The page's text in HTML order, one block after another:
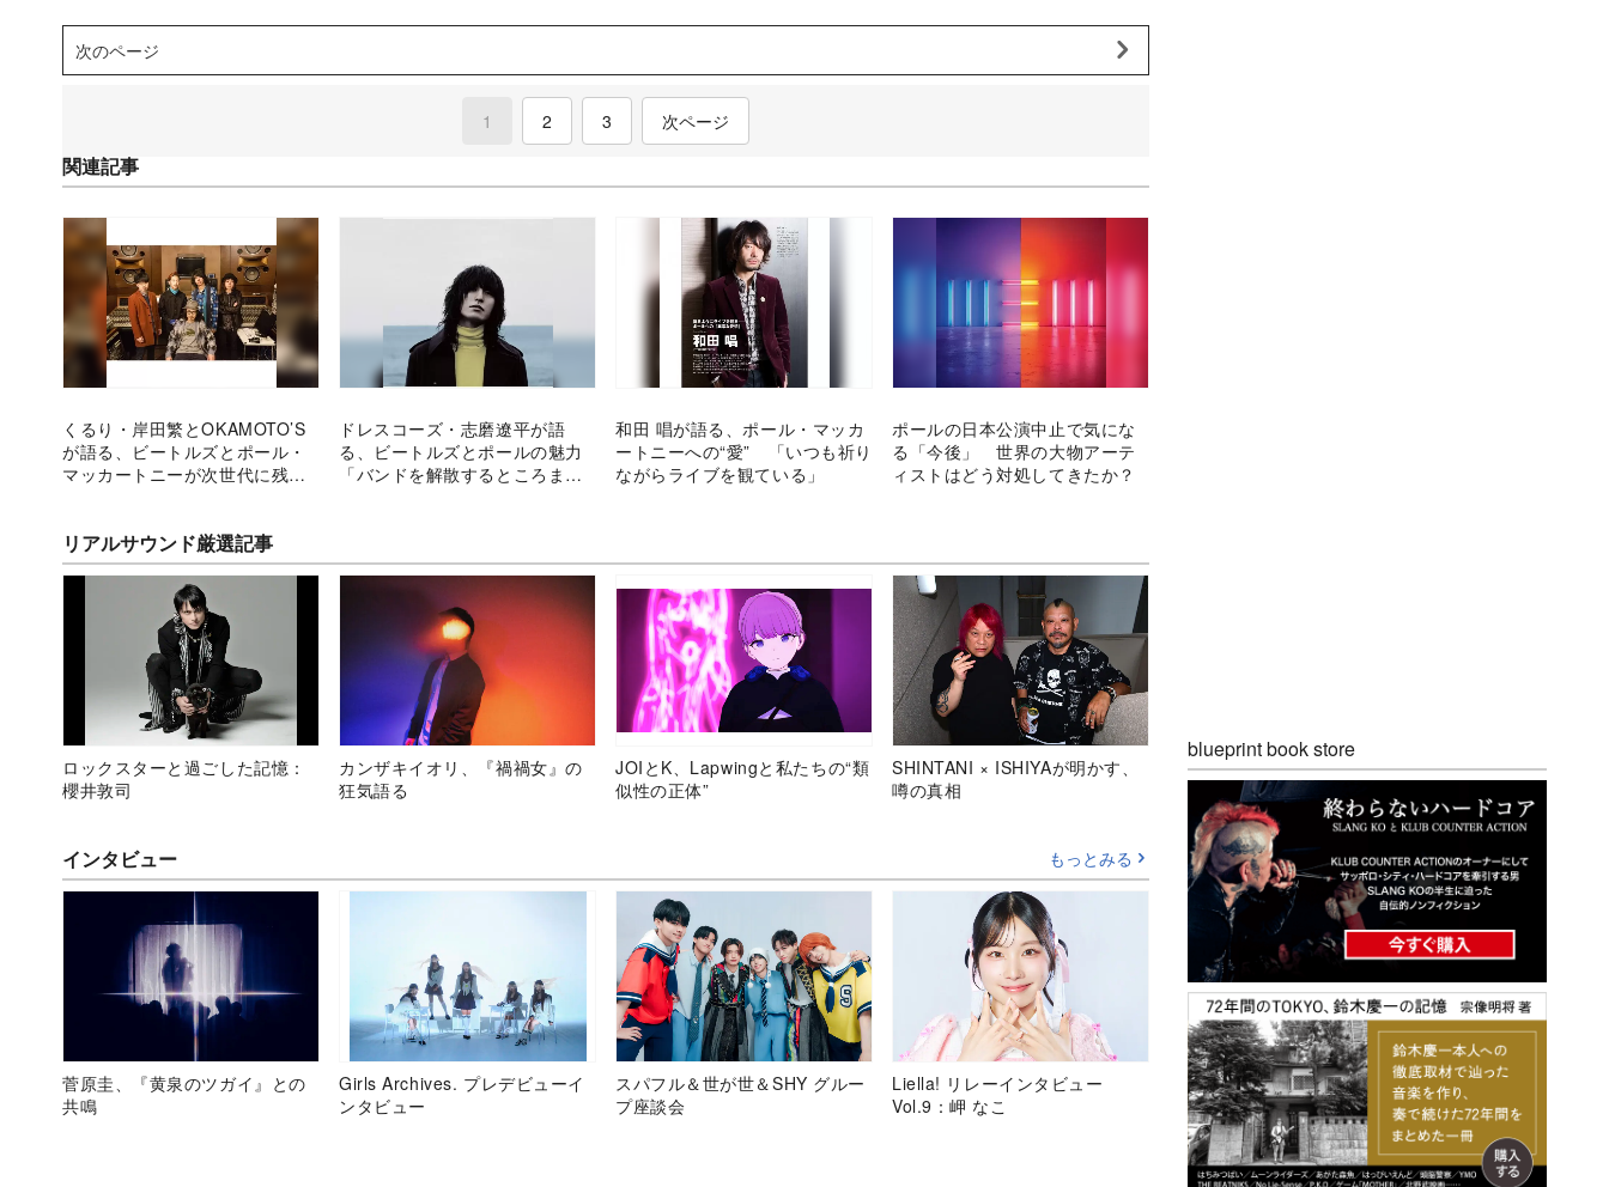
次のページ
1 (current)
2 3 次ページ
関連記事
くるり・岸田繁とOKAMOTO’S
が語る、ビートルズとポール・
マッカートニーが次世代に残し
ドレスコーズ・志磨遼平が語
る、ビートルズとポールの魅力
「バンドを解散するところまで
和田 唱が語る、ポール・マッカ
ートニーへの“愛” 「いつも祈り
ながらライブを観ている」
ポールの日本公演中止で気にな
る「今後」 世界の大物アーテ
ィストはどう対処してきたか？
リアルサウンド厳選記事
ロックスターと過ごした記憶：
櫻井敦司
カンザキイオリ、『禍禍女』の
狂気語る
JOIとK、Lapwingと私たちの“類
似性の正体”
SHINTANI × ISHIYAが明かす、
噂の真相
インタビュー もっとみる
菅原圭、『黄泉のツガイ』との
共鳴
Girls Archives. プレデビューイ
ンタビュー
スパフル＆世が世＆SHY グルー
プ座談会
Liella! リレーインタビュー
Vol.9：岬 なこ
blueprint book store